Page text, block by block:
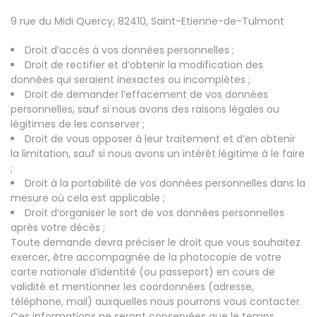
9 rue du Midi Quercy, 82410, Saint-Etienne-de-Tulmont
Droit d’accès à vos données personnelles ;
Droit de rectifier et d’obtenir la modification des
données qui seraient inexactes ou incomplètes ;
Droit de demander l’effacement de vos données
personnelles, sauf si nous avons des raisons légales ou
légitimes de les conserver ;
Droit de vous opposer à leur traitement et d’en obtenir
la limitation, sauf si nous avons un intérêt légitime à le faire
;
Droit à la portabilité de vos données personnelles dans la
mesure où cela est applicable ;
Droit d’organiser le sort de vos données personnelles
après votre décès ;
Toute demande devra préciser le droit que vous souhaitez
exercer, être accompagnée de la photocopie de votre
carte nationale d’identité (ou passeport) en cours de
validité et mentionner les coordonnées (adresse,
téléphone, mail) auxquelles nous pourrons vous contacter.